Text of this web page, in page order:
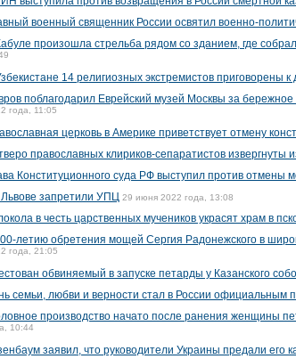
военный священник России освятил военно-
произошла стрельба рядом со зданием, где
14 религиозных экстремистов приговорены
поблагодарил Еврейский музей Москвы за
года, 11:05
церковь в Америке приветствует отмену
православных клириков-сепаратистов извергнуты
Конституционного суда РФ выступил против отмены
Львове запретили УПЦ 29 июня 2022 года, 13:08
в честь царственных мучеников украсят храм в
летию обретения мощей Сергия Радонежского в
года, 21:05
обвиняемый в запуске петарды у Казанского
семьи, любви и верности стал в России официальным
производство начато после ранения женщины
10:44
заявил, что руководители Украины предали его